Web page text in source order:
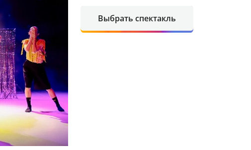
Выбрать спектакль